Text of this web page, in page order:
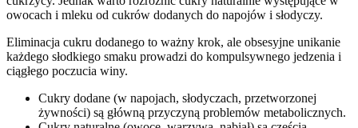
owocach i mleku od cukrów dodanych do napojów i słodyczy.
Eliminacja cukru dodanego to ważny krok, ale obsesyjne unikanie
każdego słodkiego smaku prowadzi do kompulsywnego jedzenia i
ciągłego poczucia winy.
Cukry dodane (w napojach, słodyczach, przetworzonej
żywności) są główną przyczyną problemów metabolicznych.